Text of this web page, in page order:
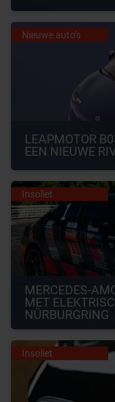
Nieuwe auto’s
LEAPMOTOR
EEN NIEUWE
Insoliet
MERCEDES-
MET
NÜRBURGRING
Insoliet